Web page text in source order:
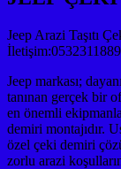
Jeep Arazi Taşıtı
Jeep markası;
tanınan gerçek bir
en önemli
demiri montajıdır.
özel çeki demiri
zorlu arazi